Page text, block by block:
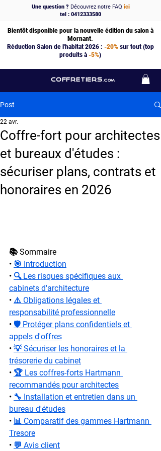
COFFRETIERS .COM
Une question ?Découvrez notre FAQ ici
tel : 0412333580
Bientôt disponible pour la nouvelle édition du salon à
Mornant.
Réduction Salon de l'habitat 2026 : -20%sur tout (top
produits à -5%)
Post
Coffre-fort pour architectes
et bureaux d'études :
sécuriser plans, contrats et
honoraires en 2026
22 avr.
📚 Sommaire
• 🎯 Introduction
• 🔍 Les risques spécifiques aux
cabinets d'architecture
• ⚠️ Obligations légales et
responsabilité professionnelle
• 🛡️ Protéger plans confidentiels et
appels d'offres
• 💡 Sécuriser les honoraires et la
trésorerie du cabinet
• 🏆 Les coffres-forts Hartmann
recommandés pour architectes
• 🔧 Installation et entretien dans un
bureau d'études
• 📊 Comparatif des gammes Hartmann
Tresore
• 💬 Avis client